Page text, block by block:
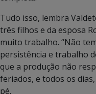
Tudo isso, lembra
três filhos e da esposa
muito trabalho. “Não
persistência e trabalho
que a produção não
feriados, e todos os
pé.